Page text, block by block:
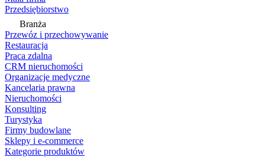
Przedsiębiorstwo
Branża
Przewóz i przechowywanie
Restauracja
Praca zdalna
CRM nieruchomości
Organizacje medyczne
Kancelaria prawna
Nieruchomości
Konsulting
Turystyka
Firmy budowlane
Sklepy i e-commerce
Kategorie produktów